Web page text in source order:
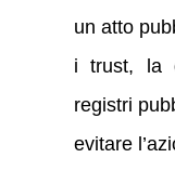
un atto
i trust, la
registri
evitare